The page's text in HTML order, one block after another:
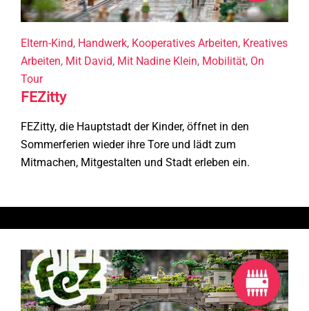
Eltern-Kind, Handwerk, Kooperatives Arbeiten, Kreatives
Arbeiten, Mit David, Mit Nadine Klein, Mobilität, On
Tour
FEZitty
FEZitty, die Hauptstadt der Kinder, öffnet in den
Sommerferien wieder ihre Tore und lädt zum
Mitmachen, Mitgestalten und Stadt erleben ein.